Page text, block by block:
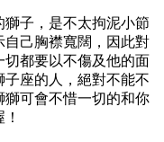
子，是不太拘泥小節
自己胸襟寬闊，因此對
切都要以不傷及他的面
座的人，絕對不能不
可會不惜一切的和你